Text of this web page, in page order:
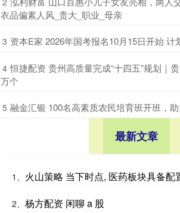
衣品偏素人风_贵大_职业_母亲
3 资本E家 2026年国考报名10月15日开始 计
4 恒捷配资 贵州高质量完成“十四五”规划｜
万个
5 融金汇银 100名高素质农民培育班开班，助
最新文章
1、 火山策略 当下时点, 医药板块具备配
2、 杨方配资 闲聊 a 股